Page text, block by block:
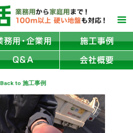
Back to 施工事例